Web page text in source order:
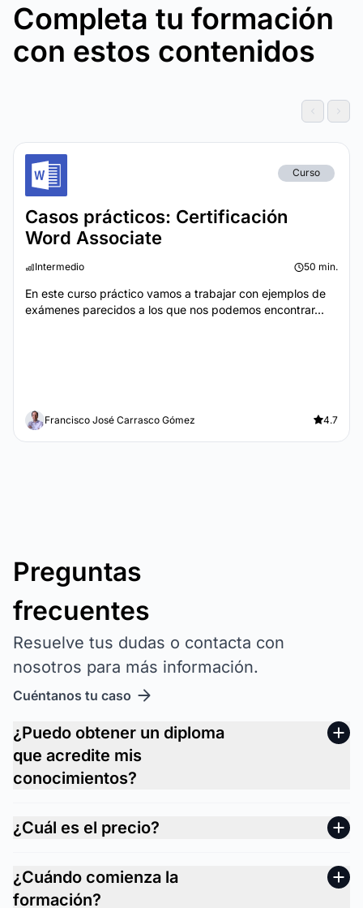
Completa tu formación
con estos contenidos
Curso
Casos prácticos: Certificación
Word Associate
Intermedio 50 min.
En este curso práctico vamos a trabajar con ejemplos de
exámenes parecidos a los que nos podemos encontrar...
Francisco José Carrasco Gómez 4.7
Preguntas
frecuentes
Resuelve tus dudas o contacta con
nosotros para más información.
Cuéntanos tu caso
¿Puedo obtener un diploma
que acredite mis
conocimientos?
¿Cuál es el precio?
¿Cuándo comienza la
formación?